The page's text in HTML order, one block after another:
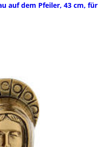
auf dem Pfeiler, 43 cm,